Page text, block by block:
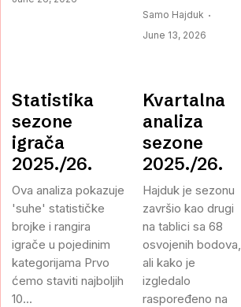
Samo Hajduk
June 13, 2026
Statistika
sezone
igrača
2025./26.
Ova analiza pokazuje
'suhe' statističke
brojke i rangira
igrače u pojedinim
kategorijama Prvo
ćemo staviti najboljih
10...
Kvartalna
analiza
sezone
2025./26.
Hajduk je sezonu
završio kao drugi
na tablici sa 68
osvojenih bodova,
ali kako je
izgledalo
raspoređeno na